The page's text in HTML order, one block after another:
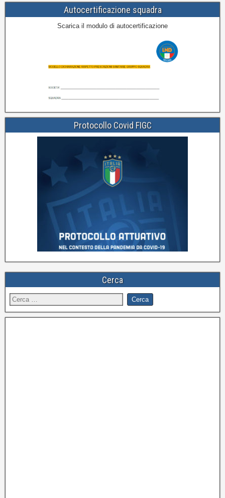
Autocertificazione squadra
Scarica il modulo di autocertificazione
Protocollo Covid FIGC
Cerca